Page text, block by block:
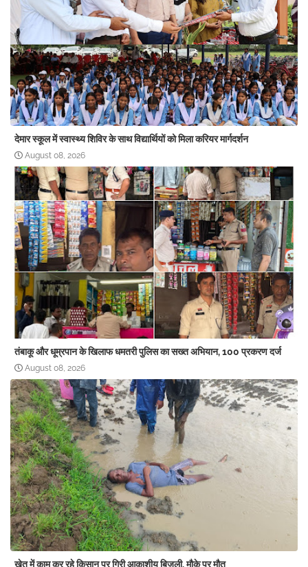
देमार स्कूल में स्वास्थ्य शिविर के साथ विद्यार्थियों को मिला करियर मार्गदर्शन
August 08, 2026
तंबाकू और धूम्रपान के खिलाफ धमतरी पुलिस का सख्त अभियान, 100 प्रकरण दर्ज
August 08, 2026
खेत में काम कर रहे किसान पर गिरी आकाशीय बिजली, मौके पर मौत